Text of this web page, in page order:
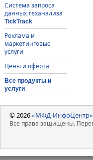
Система запроса
данных теханализа
TickTrack
Реклама и
маркетинговые
услуги
Цены и оферта
Все продукты и
услуги
© 2026«МФД-ИнфоЦентр»
Все права защищены.